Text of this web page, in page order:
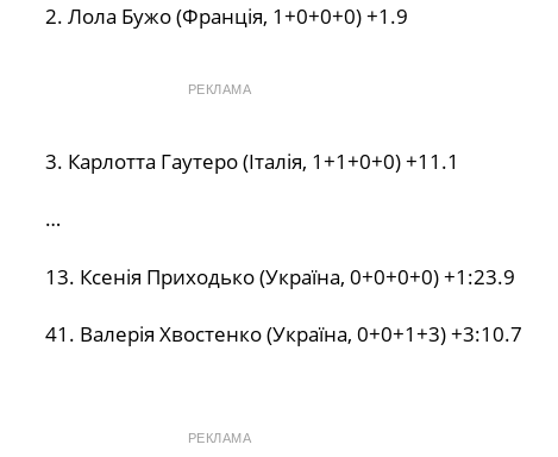
2. Лола Бужо (Франція, 1+0+0+0) +1.9
РЕКЛАМА
3. Карлотта Гаутеро (Італія, 1+1+0+0) +11.1
…
13. Ксенія Приходько (Україна, 0+0+0+0) +1:23.9
41. Валерія Хвостенко (Україна, 0+0+1+3) +3:10.7
РЕКЛАМА